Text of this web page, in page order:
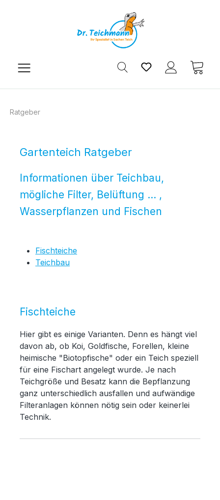
Du hast 0
Ratgeber
Gartenteich Ratgeber
Informationen über Teichbau,
mögliche Filter, Belüftung ... ,
Wasserpflanzen und Fischen
Fischteiche
Teichbau
Fischteiche
Hier gibt es einige Varianten. Denn es hängt viel
davon ab, ob Koi, Goldfische, Forellen, kleine
heimische "Biotopfische" oder ein Teich speziell
für eine Fischart angelegt wurde. Je nach
Teichgröße und Besatz kann die Bepflanzung
ganz unterschiedlich ausfallen und aufwändige
Filteranlagen können nötig sein oder keinerlei
Technik.